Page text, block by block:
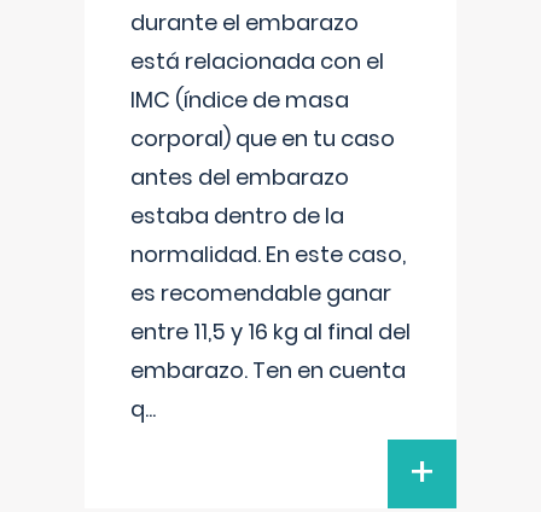
durante el embarazo
está relacionada con el
IMC (índice de masa
corporal) que en tu caso
antes del embarazo
estaba dentro de la
normalidad. En este caso,
es recomendable ganar
entre 11,5 y 16 kg al final del
embarazo. Ten en cuenta
q...
+